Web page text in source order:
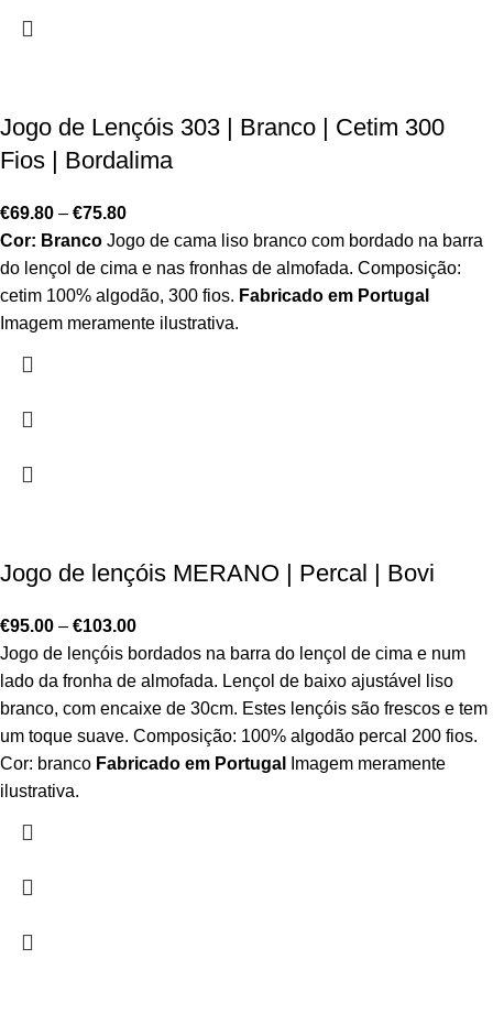
Jogo de Lençóis 303 | Branco | Cetim 300
Fios | Bordalima
€69.80 – €75.80
Cor: Branco Jogo de cama liso branco com bordado na barra
do lençol de cima e nas fronhas de almofada. Composição:
cetim 100% algodão, 300 fios. Fabricado em Portugal
Imagem meramente ilustrativa.
Jogo de lençóis MERANO | Percal | Bovi
€95.00 – €103.00
Jogo de lençóis bordados na barra do lençol de cima e num
lado da fronha de almofada. Lençol de baixo ajustável liso
branco, com encaixe de 30cm. Estes lençóis são frescos e tem
um toque suave. Composição: 100% algodão percal 200 fios.
Cor: branco Fabricado em Portugal
Imagem meramente
ilustrativa.